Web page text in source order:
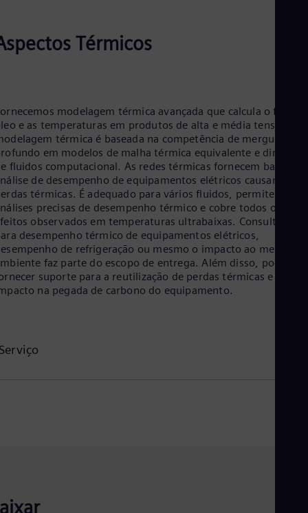
Térmicos
modelagem térmica avançada que calcula o fluxo
e as temperaturas em produtos de alta e média tensão. A
térmica é baseada na competência de mergulho
em modelos de malha térmica equivalente e dinâmica
fluidos computacional. As redes térmicas fornecem base de
de desempenho de equipamentos elétricos causando
térmicas. É adequado para vários fluidos, permite
precisas de desempenho térmico e cobre todos os
observados em temperaturas ultrabaixas. Consultoria
desempenho térmico de equipamentos elétricos,
de refrigeração ou mesmo o impacto ao meio
faz parte do escopo de entrega. Além disso, podemos
suporte para a reutilização de perdas térmicas e seu
na pegada de carbono do equipamento.